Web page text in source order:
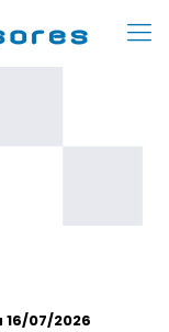
16/07/2026